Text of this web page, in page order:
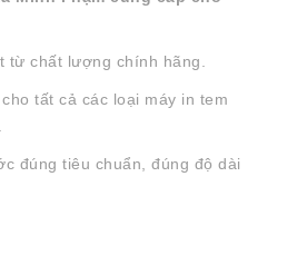
chất lượng chính hãng.
tất cả các loại máy in tem
đúng tiêu chuẩn, đúng độ dài